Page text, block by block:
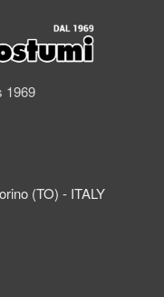
1969
(TO) - ITALY